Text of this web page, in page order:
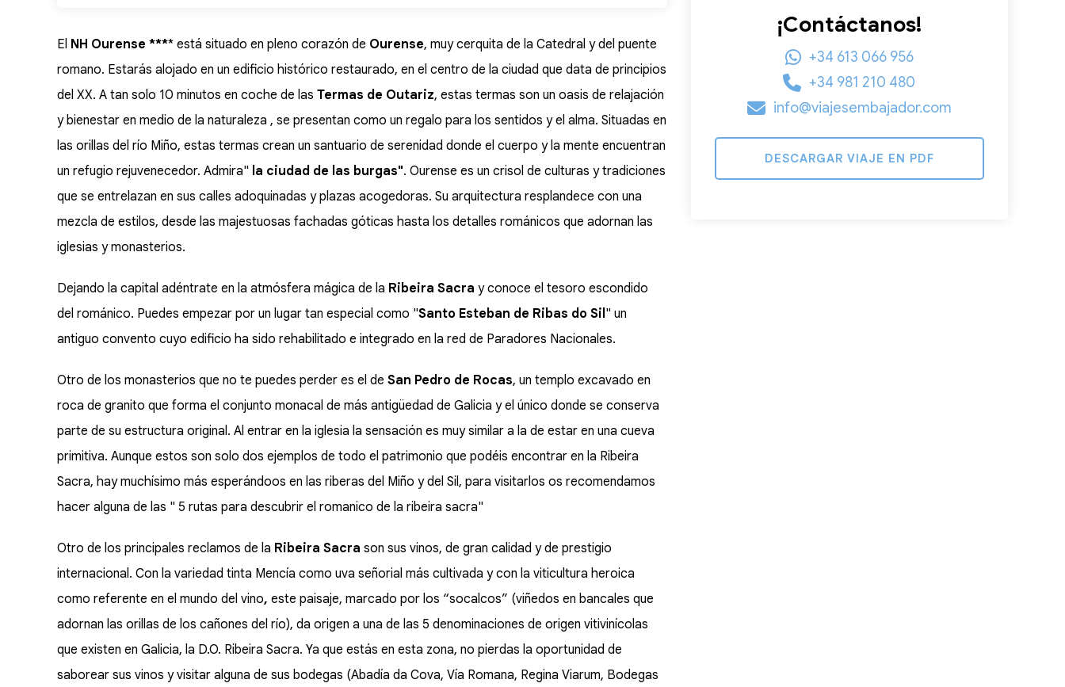
El NH Ourense **** está situado en pleno corazón de Ourense, muy cerquita de la Catedral y del puente
romano. Estarás alojado en un edificio histórico restaurado, en el centro de la ciudad que data de principios
del XX. A tan solo 10 minutos en coche de las Termas de Outariz, estas termas son un oasis de relajación
y bienestar en medio de la naturaleza , se presentan como un regalo para los sentidos y el alma. Situadas en
las orillas del río Miño, estas termas crean un santuario de serenidad donde el cuerpo y la mente encuentran
un refugio rejuvenecedor. Admira" la ciudad de las burgas". Ourense es un crisol de culturas y tradiciones
que se entrelazan en sus calles adoquinadas y plazas acogedoras. Su arquitectura resplandece con una
mezcla de estilos, desde las majestuosas fachadas góticas hasta los detalles románicos que adornan las
iglesias y monasterios.
Dejando la capital adéntrate en la atmósfera mágica de la Ribeira Sacra y conoce el tesoro escondido
del románico. Puedes empezar por un lugar tan especial como "Santo Esteban de Ribas do Sil" un
antiguo convento cuyo edificio ha sido rehabilitado e integrado en la red de Paradores Nacionales.
Otro de los monasterios que no te puedes perder es el de San Pedro de Rocas, un templo excavado en
roca de granito que forma el conjunto monacal de más antigüedad de Galicia y el único donde se conserva
parte de su estructura original. Al entrar en la iglesia la sensación es muy similar a la de estar en una cueva
primitiva. Aunque estos son solo dos ejemplos de todo el patrimonio que podéis encontrar en la Ribeira
Sacra, hay muchísimo más esperándoos en las riberas del Miño y del Sil, para visitarlos os recomendamos
hacer alguna de las " 5 rutas para descubrir el romanico de la ribeira sacra"
Otro de los principales reclamos de la Ribeira Sacra son sus vinos, de gran calidad y de prestigio
internacional. Con la variedad tinta Mencía como uva señorial más cultivada y con la viticultura heroica
como referente en el mundo del vino, este paisaje, marcado por los “socalcos” (viñedos en bancales que
adornan las orillas de los cañones del río), da origen a una de las 5 denominaciones de origen vitivinícolas
que existen en Galicia, la D.O. Ribeira Sacra. Ya que estás en esta zona, no pierdas la oportunidad de
saborear sus vinos y visitar alguna de sus bodegas (Abadía da Cova, Vía Romana, Regina Viarum, Bodegas
¡Contáctanos!
+34 613 066 956
+34 981 210 480
info@viajesembajador.com
DESCARGAR VIAJE EN PDF